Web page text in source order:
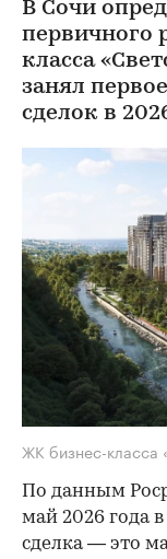
В Сочи
первичного
класса
занял
сделок в
ЖК бизнес-класса
По данным
май 2026 года
сделка — это